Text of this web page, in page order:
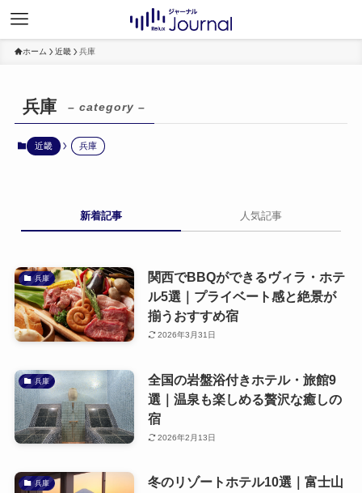
ホーム 近畿 兵庫
兵庫 – category –
近畿 兵庫
新着記事 人気記事
兵庫
関西でBBQができるヴィラ・ホテ
ル5選｜プライベート感と絶景が
揃うおすすめ宿
2026年3月31日
兵庫
全国の岩盤浴付きホテル・旅館9
選｜温泉も楽しめる贅沢な癒しの
宿
2026年2月13日
兵庫
冬のリゾートホテル10選｜富士山